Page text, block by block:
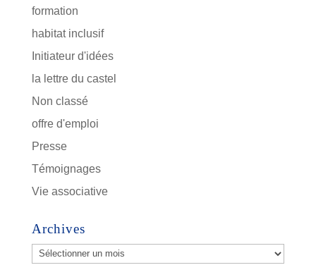
formation
habitat inclusif
Initiateur d'idées
la lettre du castel
Non classé
offre d'emploi
Presse
Témoignages
Vie associative
Archives
Archives